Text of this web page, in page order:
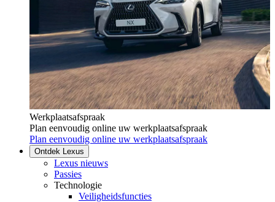
Werkplaatsafspraak
Plan eenvoudig online uw werkplaatsafspraak
Plan eenvoudig online uw werkplaatsafspraak
Ontdek Lexus
Lexus nieuws
Passies
Technologie
Veiligheidsfuncties